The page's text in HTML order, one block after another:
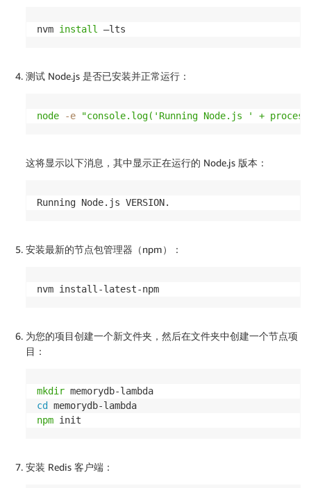
nvm install –lts
测试 Node.js 是否已安装并正常运行：
node -e "console.log('Running Node.js ' +
这将显示以下消息，其中显示正在运行的 Node.js 版本：
Running Node.js VERSION.
安装最新的节点包管理器（npm）：
nvm install-latest-npm
为您的项目创建一个新文件夹，然后在文件夹中创建一个节点项
目：
mkdir
cd
npm init
安装 Redis 客户端：